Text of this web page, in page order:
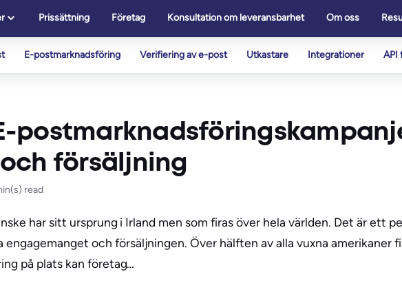
Prissättning Företag Konsultation om leveransbarhet Om oss
E-postmarknadsföring Verifiering av e-post Utkastare Integrationer API
E-
försäljning
read
har sitt ursprung i Irland men som firas över hela världen. Det är ett
och försäljningen. Över hälften av alla vuxna amerikaner
på plats kan företag…